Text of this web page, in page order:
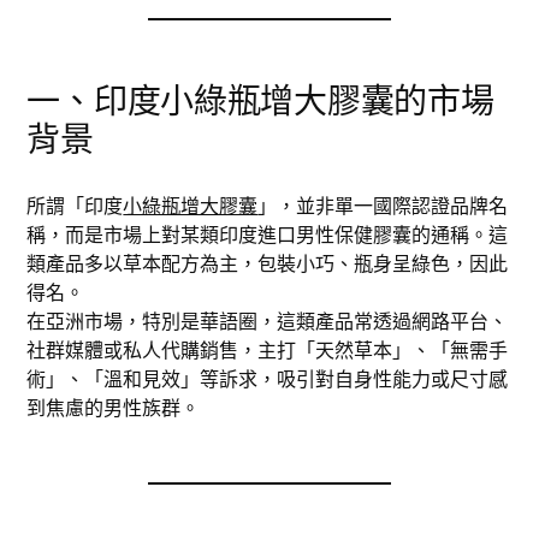
一、印度小綠瓶增大膠囊的市場
背景
所謂「印度小綠瓶增大膠囊」，並非單一國際認證品牌名
稱，而是市場上對某類印度進口男性保健膠囊的通稱。這
類產品多以草本配方為主，包裝小巧、瓶身呈綠色，因此
得名。
在亞洲市場，特別是華語圈，這類產品常透過網路平台、
社群媒體或私人代購銷售，主打「天然草本」、「無需手
術」、「溫和見效」等訴求，吸引對自身性能力或尺寸感
到焦慮的男性族群。